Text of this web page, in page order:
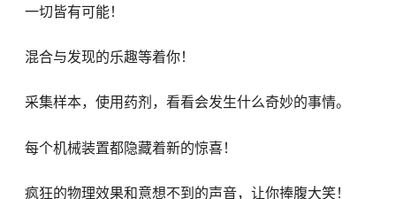
一切皆有可能！
混合与发现的乐趣等着你！
采集样本，使用药剂，看看会发生什么奇妙的事情。
每个机械装置都隐藏着新的惊喜！
疯狂的物理效果和意想不到的声音，让你捧腹大笑！